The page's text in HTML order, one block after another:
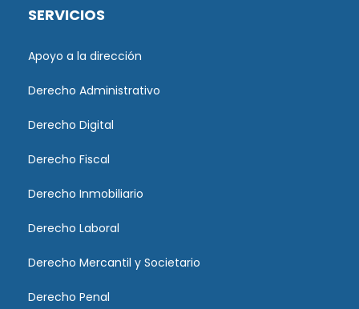
SERVICIOS
Apoyo a la dirección
Derecho Administrativo
Derecho Digital
Derecho Fiscal
Derecho Inmobiliario
Derecho Laboral
Derecho Mercantil y Societario
Derecho Penal